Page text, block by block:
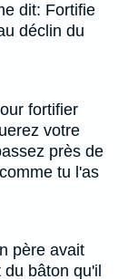
dit: Fortifie
déclin du
fortifier
votre
près de
tu l'as
père avait
bâton qu'il